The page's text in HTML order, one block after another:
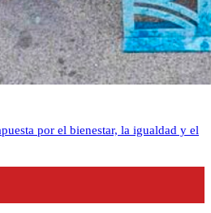
por el bienestar, la igualdad y el